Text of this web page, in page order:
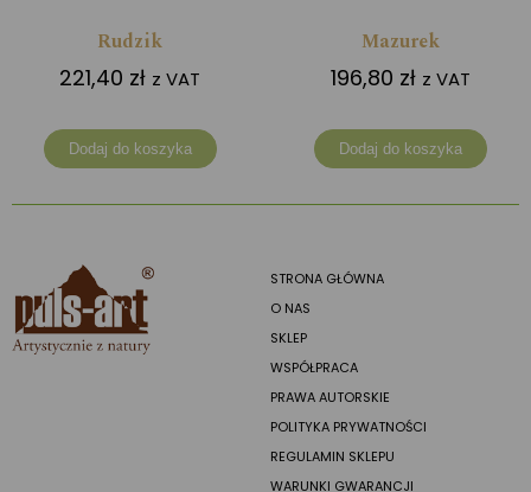
Rudzik
221,40 zł z VAT
Dodaj do koszyka
Mazurek
196,80 zł z VAT
Dodaj do koszyka
STRONA GŁÓWNA
O NAS
SKLEP
WSPÓŁPRACA
PRAWA AUTORSKIE
POLITYKA PRYWATNOŚCI
REGULAMIN SKLEPU
WARUNKI GWARANCJI